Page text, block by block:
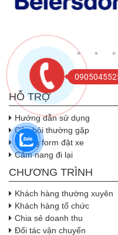
HỖ TRỢ
Hướng dẫn sử dụng
Câu hỏi thường gặp
Nhúng form đặt xe
Cẩm nang đi lại
CHƯƠNG TRÌNH
Khách hàng thường xuyên
Khách hàng tổ chức
Chia sẻ doanh thu
Đối tác vận chuyển